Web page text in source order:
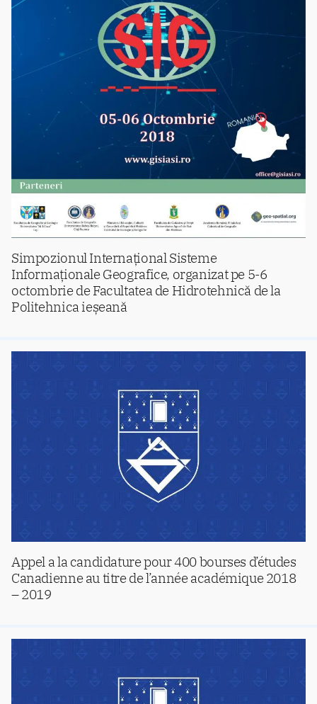
Simpozionul Internațional Sisteme
Informaționale Geografice, organizat pe 5-6
octombrie de Facultatea de Hidrotehnică de la
Politehnica ieșeană
Appel a la candidature pour 400 bourses d’études
Canadienne au titre de l’année académique 2018
– 2019